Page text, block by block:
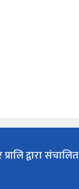
द्वारा संचालित